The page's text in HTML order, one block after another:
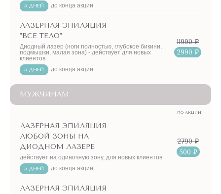
5 ДНЕЙ до конца акции
ЛАЗЕРНАЯ ЭПИЛЯЦИЯ
"ВСЕ ТЕЛО"
Диодный лазер (ноги полностью, глубокое бикини,
подмышки, малая зона) - действует для новых
клиентов
5 ДНЕЙ до конца акции
11990 ₽
2990 ₽
МУЖЧИНАМ
ПО АКЦИИ
ЛАЗЕРНАЯ ЭПИЛЯЦИЯ
ЛЮБОЙ ЗОНЫ НА
ДИОДНОМ ЛАЗЕРЕ
действует на одиночную зону, для новых клиентов
5 ДНЕЙ до конца акции
2790 ₽
500 ₽
ЛАЗЕРНАЯ ЭПИЛЯЦИЯ